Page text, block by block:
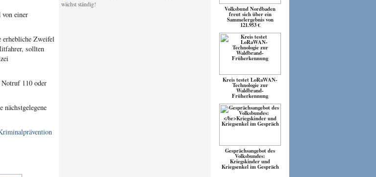
von einer
erhebliche Zweifel
sollten
110 oder
Volksbund Nordbaden
freut sich über ein
Sammelergebnis von
121.953 €
Kreis testet LoRaWAN-
Technologie zur
Waldbrand-
Früherkennung
Gesprächsangebot des
Volksbundes:
Kriegskinder und
Kriegsenkel im Gespräch